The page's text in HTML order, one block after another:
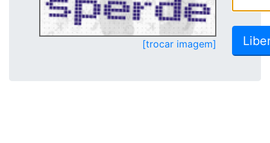
[trocar imagem]